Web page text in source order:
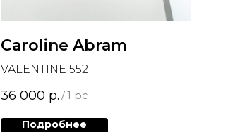
Caroline Abram
VALENTINE 552
36 000 р. /1 pc
Подробнее